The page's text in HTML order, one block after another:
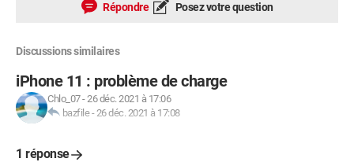
Répondre Posez votre question
Discussions similaires
iPhone 11 : problème de charge
Chlo_07-26 déc. 2021 à 17:06
bazfile-26 déc. 2021 à 17:08
1 réponse